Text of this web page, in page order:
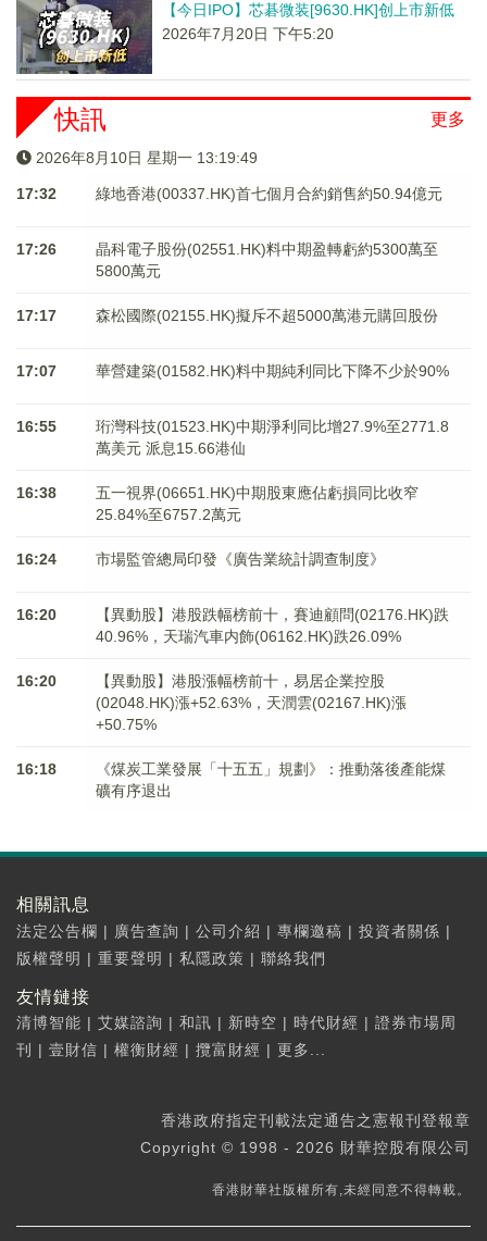
【今日IPO】芯碁微装[9630.HK]创上市新低
2026年7月20日 下午5:20
更多
快訊
2026年8月10日 星期一 13:19:50
17:32 綠地香港(00337.HK)首七個月合約銷售約50.94億元
17:26
晶科電子股份(02551.HK)料中期盈轉虧約5300萬至
5800萬元
17:17 森松國際(02155.HK)擬斥不超5000萬港元購回股份
17:07 華營建築(01582.HK)料中期純利同比下降不少於90%
16:55
珩灣科技(01523.HK)中期淨利同比增27.9%至2771.8
萬美元 派息15.66港仙
16:38
五一視界(06651.HK)中期股東應佔虧損同比收窄
25.84%至6757.2萬元
16:24 市場監管總局印發《廣告業統計調查制度》
16:20
【異動股】港股跌幅榜前十，賽迪顧問(02176.HK)跌
40.96%，天瑞汽車内飾(06162.HK)跌26.09%
16:20
【異動股】港股漲幅榜前十，易居企業控股
(02048.HK)漲+52.63%，天潤雲(02167.HK)漲
+50.75%
16:18
《煤炭工業發展「十五五」規劃》：推動落後產能煤
礦有序退出
相關訊息
法定公告欄 | 廣告查詢 | 公司介紹 | 專欄邀稿 | 投資者關係 |
版權聲明 | 重要聲明 | 私隱政策 | 聯絡我們
友情鏈接
清博智能 | 艾媒諮詢 | 和訊 | 新時空 | 時代財經 | 證券市場周
刊
| 壹財信 | 權衡財經 | 攬富財經 | 更多...
香港政府指定刊載法定通告之憲報刊登報章
Copyright © 1998 - 2026 財華控股有限公司
香港財華社版權所有,未經同意不得轉載。